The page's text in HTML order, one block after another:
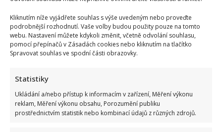
Kliknutím níže vyjádřete souhlas s výše uvedeným nebo proveďte
podrobnější rozhodnutí. Vaše volby budou použity pouze na tomto
webu. Nastavení můžete kdykoli změnit, včetně odvolání souhlasu,
pomocí přepínačů v Zásadách cookies nebo kliknutím na tlačítko
Spravovat souhlas ve spodní části obrazovky.
Statistiky
Ukládání a/nebo přístup k informacím v zařízení, Měření výkonu
reklam, Měření výkonu obsahu, Porozumění publiku
prostřednictvím statistik nebo kombinací údajů z různých zdrojů.